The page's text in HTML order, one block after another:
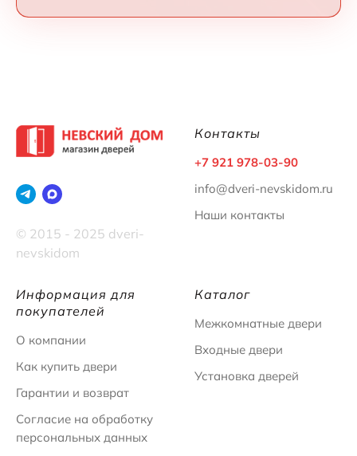
© 2015 - 2025 dveri-
nevskidom
Контакты
+7 921 978-03-90
info@dveri-nevskidom.ru
Наши контакты
Информация для
покупателей
О компании
Как купить двери
Гарантии и возврат
Согласие на обработку
персональных данных
Каталог
Межкомнатные двери
Входные двери
Установка дверей